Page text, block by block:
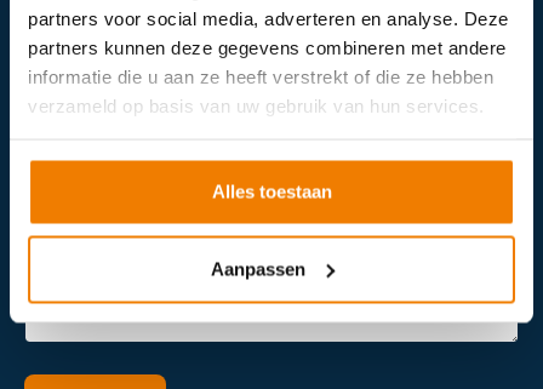
partners voor social media, adverteren en analyse. Deze
partners kunnen deze gegevens combineren met andere
informatie die u aan ze heeft verstrekt of die ze hebben
verzameld op basis van uw gebruik van hun services.
Alles toestaan
Aanpassen
Course
Date